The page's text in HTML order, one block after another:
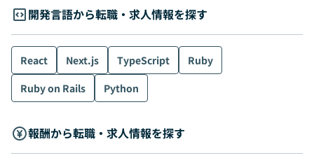
開発言語から転職・求人情報を探す
React Next.js TypeScript
Ruby
Ruby on Rails
Python
報酬から転職・求人情報を探す